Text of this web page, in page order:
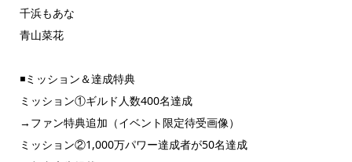
千浜もあな
青山菜花
◾️ミッション＆達成特典
ミッション①ギルド人数400名達成
→ファン特典追加（イベント限定待受画像）
ミッション②1,000万パワー達成者が50名達成